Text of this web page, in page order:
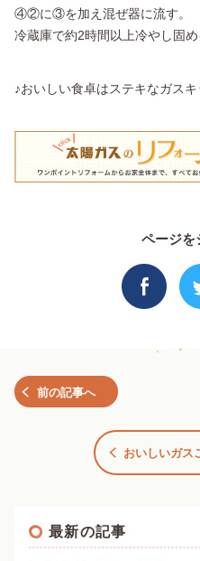
④②に③を加え混ぜ器に流す。
冷蔵庫で約2時間以上冷やし固
♪おいしい食卓はステキなガス
ページを
前の記事へ
おいしいガス
最新の記事